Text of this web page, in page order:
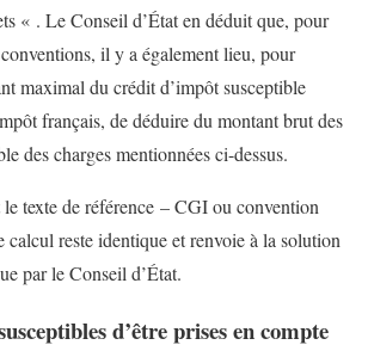
« . Le Conseil d’État en déduit que, pour
il y a également lieu, pour
maximal du crédit d’impôt susceptible
français, de déduire du montant brut des
des charges mentionnées ci-dessus.
texte de référence – CGI ou convention
calcul reste identique et renvoie à la solution
par le Conseil d’État.
d’être prises en compte